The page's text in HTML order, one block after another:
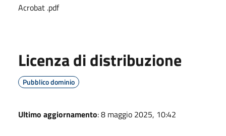
Acrobat .pdf
Licenza di distribuzione
Pubblico dominio
Ultimo aggiornamento: 8 maggio 2025, 10:42